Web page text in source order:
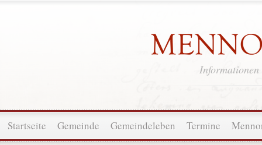
Startseite Gemeinde Gemeindeleben Termine